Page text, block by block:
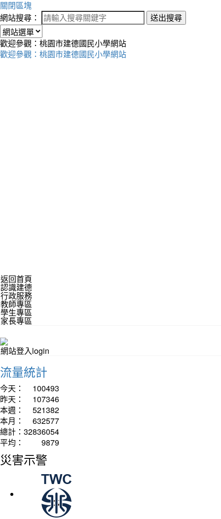
關閉區塊
網站搜尋：
送出搜尋
歡迎參觀：桃園市建德國民小學網站
歡迎參觀：桃園市建德國民小學網站
返回首頁
認識建德
行政服務
教師專區
學生專區
家長專區
網站登入login
流量統計
今天：
100493
昨天：
107346
本週：
521382
本月：
632577
總計： 32836054
平均：
9879
災害示警